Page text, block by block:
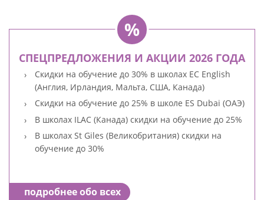
СПЕЦПРЕДЛОЖЕНИЯ И АКЦИИ 2026 ГОДА
Скидки на обучение до 30% в школах EC English
(Англия, Ирландия, Мальта, США, Канада)
Скидки на обучение до 25% в школе ES Dubai (ОАЭ)
В школах ILAC (Канада) скидки на обучение до 25%
В школах St Giles (Великобритания) скидки на
обучение до 30%
подробнее обо всех